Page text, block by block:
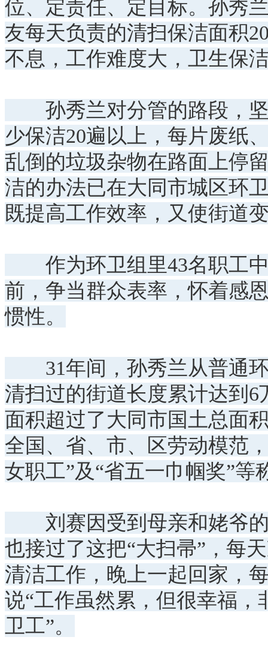
位、定责任、定目标。孙秀
友每天负责的清扫保洁面积
不息，工作难度大，卫生保
孙秀兰对分管的路段，坚
少保洁20遍以上，每片废纸
乱倒的垃圾杂物在路面上停
洁的办法已在大同市城区环
既提高工作效率，又使街道
作为环卫组里43名职工中
前，争当群众表率，怀着感
惯性。
31年间，孙秀兰从普通环
清扫过的街道长度累计达到
面积超过了大同市国土总面
全国、省、市、区劳动模范
女职工”及“省五一巾帼奖”等
刘赛因受到母亲和姥爷的
也接过了这把“大扫帚”，每
清洁工作，晚上一起回家，
说“工作虽然累，但很幸福
卫工”。